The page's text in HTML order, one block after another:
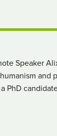
Speaker
and
PhD